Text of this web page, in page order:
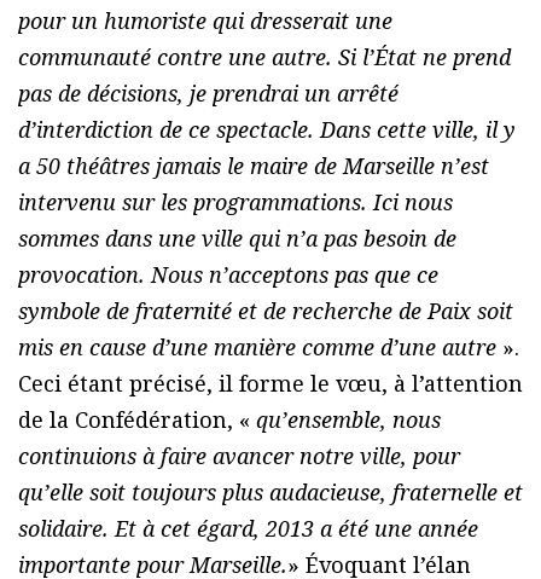
pour un humoriste qui dresserait une
communauté contre une autre. Si l’État ne prend
pas de décisions, je prendrai un arrêté
d’interdiction de ce spectacle. Dans cette ville, il y
a 50 théâtres jamais le maire de Marseille n’est
intervenu sur les programmations. Ici nous
sommes dans une ville qui n’a pas besoin de
provocation. Nous n’acceptons pas que ce
symbole de fraternité et de recherche de Paix soit
mis en cause d’une manière comme d’une autre ».
Ceci étant précisé, il forme le vœu, à l’attention
de la Confédération, « qu’ensemble, nous
continuions à faire avancer notre ville, pour
qu’elle soit toujours plus audacieuse, fraternelle et
solidaire. Et à cet égard, 2013 a été une année
importante pour Marseille.» Évoquant l’élan